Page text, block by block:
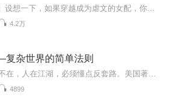
4.2万
杂世界的简单法则
4899